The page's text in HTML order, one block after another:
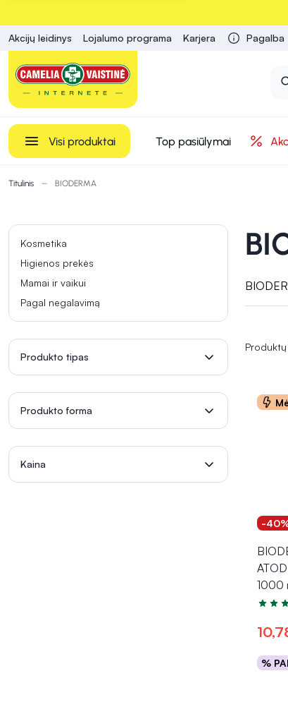
Akcijų leidinys Lojalumo programa Karjera Pagalba
Visi produktai Top pasiūlymai
Titulinis BIODERMA
Kosmetika
Higienos prekės
Mamai ir vaikui
Pagal negalavimą
Produkto tipas
Produkto forma
Kaina
-
1000
%